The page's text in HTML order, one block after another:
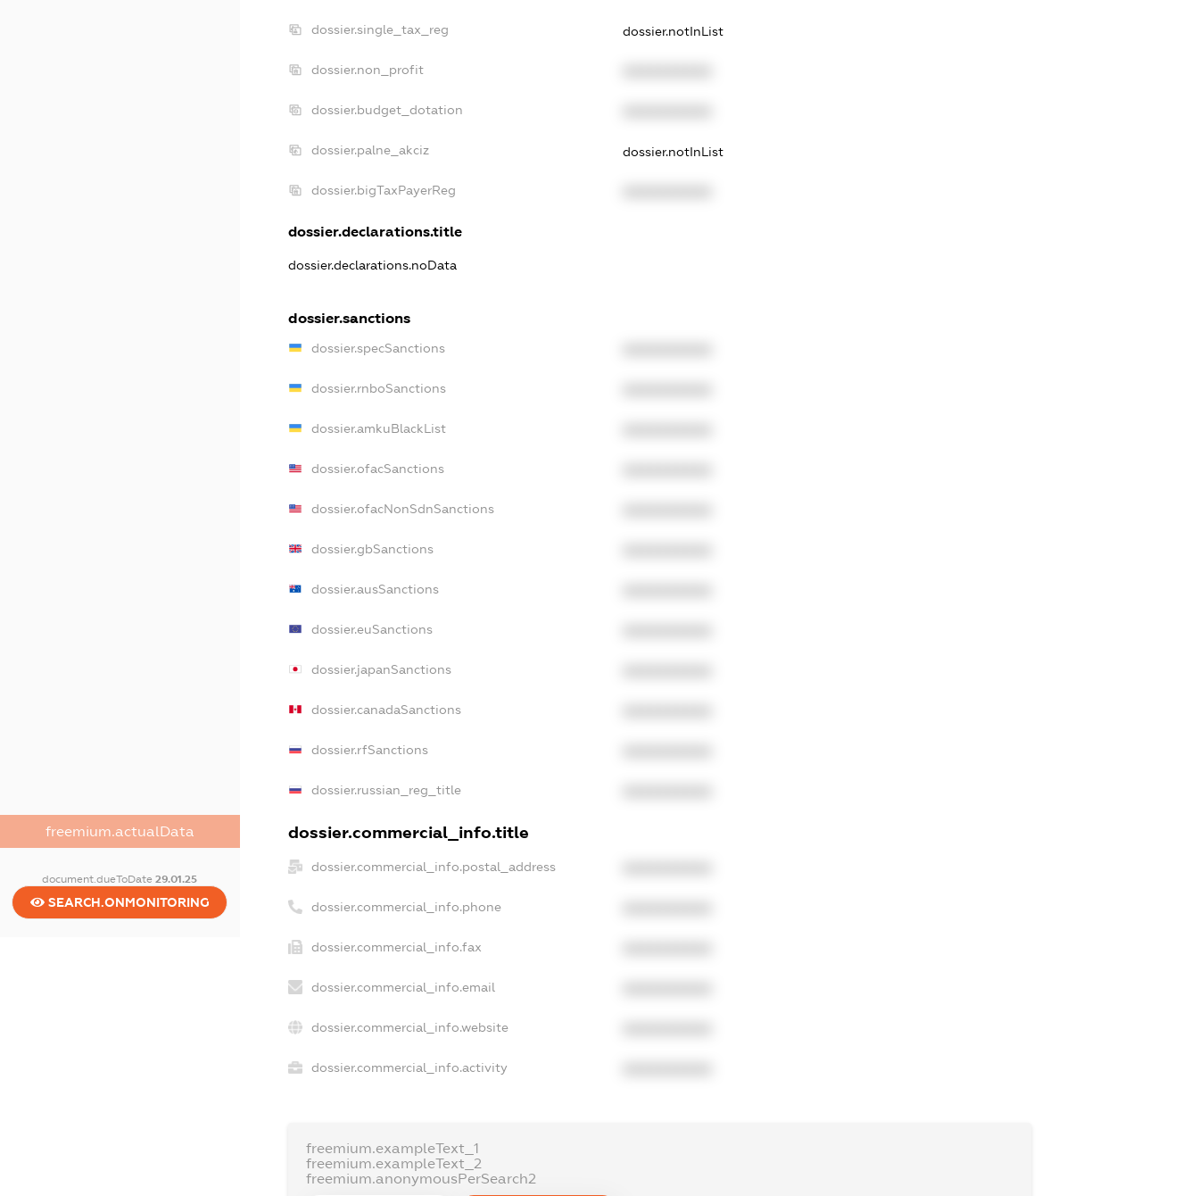
freemium.actualData
document.dueToDate29.01.25
SEARCH.ONMONITORING
dossier.single_tax_reg dossier.notInList
dossier.non_profit
dossier.budget_dotation
dossier.palne_akciz dossier.notInList
dossier.bigTaxPayerReg
dossier.declarations.title
dossier.declarations.noData
dossier.sanctions
dossier.specSanctions
dossier.rnboSanctions
dossier.amkuBlackList
dossier.ofacSanctions
dossier.ofacNonSdnSanctions
dossier.gbSanctions
dossier.ausSanctions
dossier.euSanctions
dossier.japanSanctions
dossier.canadaSanctions
dossier.rfSanctions
dossier.russian_reg_title
dossier.commercial_info.title
dossier.commercial_info.postal_address
dossier.commercial_info.phone
dossier.commercial_info.fax
dossier.commercial_info.email
dossier.commercial_info.website
dossier.commercial_info.activity
freemium.exampleText_1
freemium.exampleText_2
freemium.anonymousPerSearch2